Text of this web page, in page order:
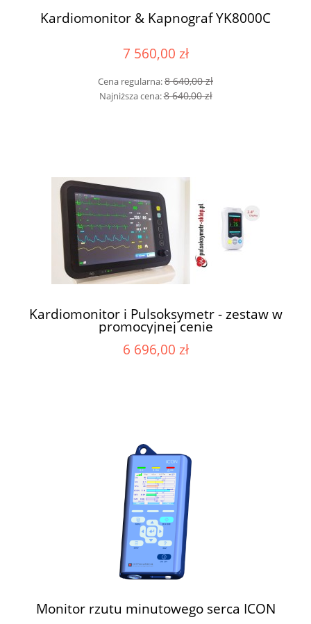
Kardiomonitor & Kapnograf YK8000C
7 560,00 zł
Cena regularna:8 640,00 zł
Najniższa cena:8 640,00 zł
Kardiomonitor i Pulsoksymetr - zestaw w
promocyjnej cenie
6 696,00 zł
Monitor rzutu minutowego serca ICON